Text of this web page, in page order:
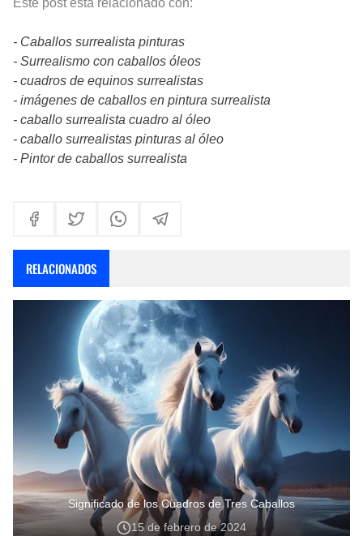
- Caballos surrealista pinturas
- Surrealismo con caballos óleos
- cuadros de equinos surrealistas
- imágenes de caballos en pintura surrealista
- caballo surrealista cuadro al óleo
- caballo surrealistas pinturas al óleo
- Pintor de caballos surrealista
RELACIONADOS
Significado de los Cuadros de Tres Caballos
15 de febrero de 2024